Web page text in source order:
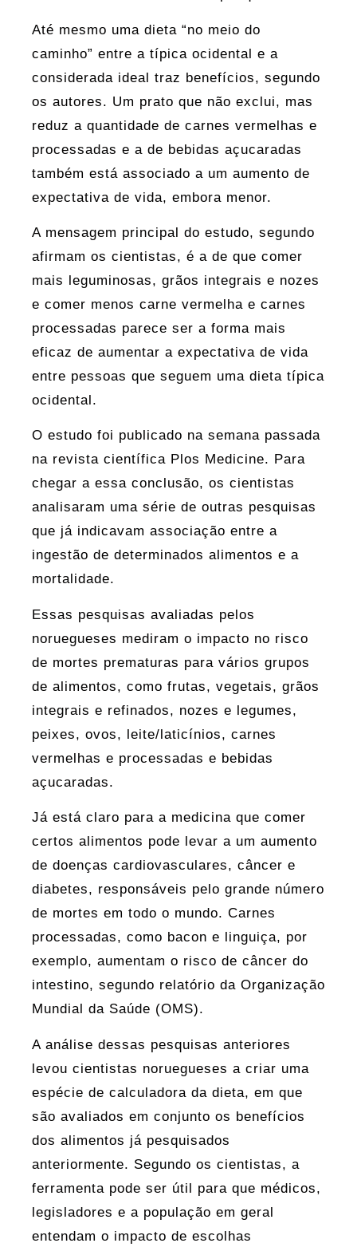
Até mesmo uma dieta “no meio do
caminho” entre a típica ocidental e a
considerada ideal traz benefícios, segundo
os autores. Um prato que não exclui, mas
reduz a quantidade de carnes vermelhas e
processadas e a de bebidas açucaradas
também está associado a um aumento de
expectativa de vida, embora menor.
A mensagem principal do estudo, segundo
afirmam os cientistas, é a de que comer
mais leguminosas, grãos integrais e nozes
e comer menos carne vermelha e carnes
processadas parece ser a forma mais
eficaz de aumentar a expectativa de vida
entre pessoas que seguem uma dieta típica
ocidental.
O estudo foi publicado na semana passada
na revista científica Plos Medicine. Para
chegar a essa conclusão, os cientistas
analisaram uma série de outras pesquisas
que já indicavam associação entre a
ingestão de determinados alimentos e a
mortalidade.
Essas pesquisas avaliadas pelos
noruegueses mediram o impacto no risco
de mortes prematuras para vários grupos
de alimentos, como frutas, vegetais, grãos
integrais e refinados, nozes e legumes,
peixes, ovos, leite/laticínios, carnes
vermelhas e processadas e bebidas
açucaradas.
Já está claro para a medicina que comer
certos alimentos pode levar a um aumento
de doenças cardiovasculares, câncer e
diabetes, responsáveis pelo grande número
de mortes em todo o mundo. Carnes
processadas, como bacon e linguiça, por
exemplo, aumentam o risco de câncer do
intestino, segundo relatório da Organização
Mundial da Saúde (OMS).
A análise dessas pesquisas anteriores
levou cientistas noruegueses a criar uma
espécie de calculadora da dieta, em que
são avaliados em conjunto os benefícios
dos alimentos já pesquisados
anteriormente. Segundo os cientistas, a
ferramenta pode ser útil para que médicos,
legisladores e a população em geral
entendam o impacto de escolhas